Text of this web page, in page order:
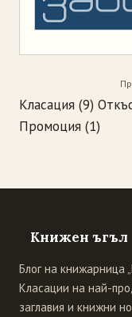
Класация (9)
Промоция (1)
Книжен ъгъл
Блог на книжарница
Класации на най-
заглавия и книжни